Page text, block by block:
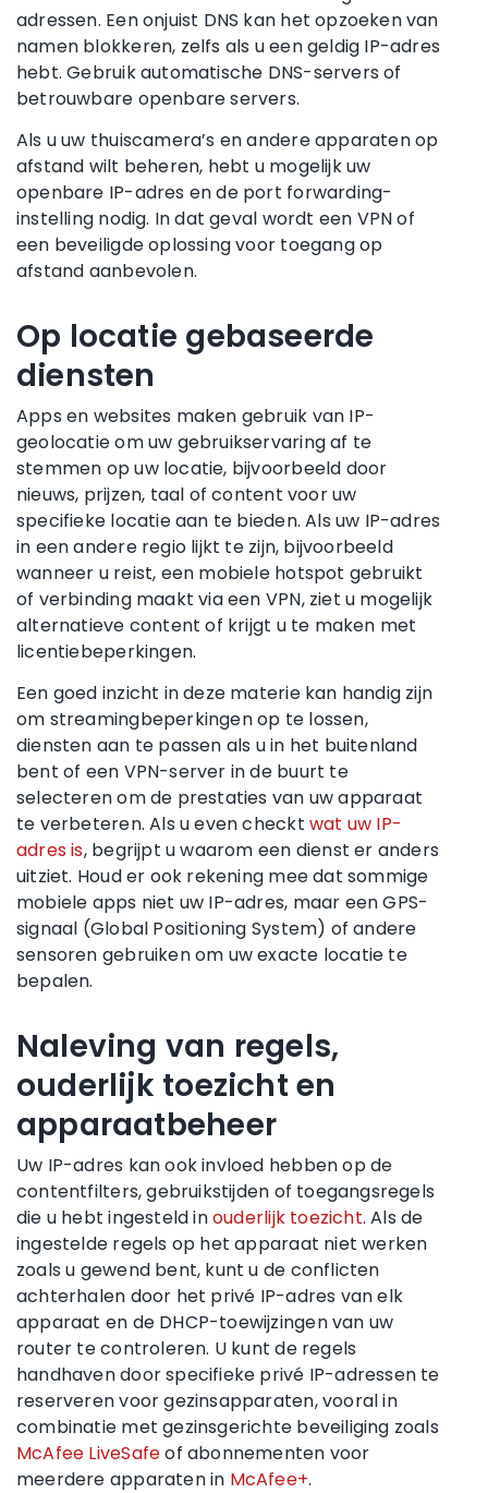
adressen. Een onjuist DNS kan het opzoeken van
namen blokkeren, zelfs als u een geldig IP-adres
hebt. Gebruik automatische DNS-servers of
betrouwbare openbare servers.
Als u uw thuiscamera’s en andere apparaten op
afstand wilt beheren, hebt u mogelijk uw
openbare IP-adres en de port forwarding-
instelling nodig. In dat geval wordt een VPN of
een beveiligde oplossing voor toegang op
afstand aanbevolen.
Op locatie gebaseerde
diensten
Apps en websites maken gebruik van IP-
geolocatie om uw gebruikservaring af te
stemmen op uw locatie, bijvoorbeeld door
nieuws, prijzen, taal of content voor uw
specifieke locatie aan te bieden. Als uw IP-adres
in een andere regio lijkt te zijn, bijvoorbeeld
wanneer u reist, een mobiele hotspot gebruikt
of verbinding maakt via een VPN, ziet u mogelijk
alternatieve content of krijgt u te maken met
licentiebeperkingen.
Een goed inzicht in deze materie kan handig zijn
om streamingbeperkingen op te lossen,
diensten aan te passen als u in het buitenland
bent of een VPN-server in de buurt te
selecteren om de prestaties van uw apparaat
te verbeteren. Als u even checkt wat uw IP-
adres is, begrijpt u waarom een dienst er anders
uitziet. Houd er ook rekening mee dat sommige
mobiele apps niet uw IP-adres, maar een GPS-
signaal (Global Positioning System) of andere
sensoren gebruiken om uw exacte locatie te
bepalen.
Naleving van regels,
ouderlijk toezicht en
apparaatbeheer
Uw IP-adres kan ook invloed hebben op de
contentfilters, gebruikstijden of toegangsregels
die u hebt ingesteld inouderlijk toezicht. Als de
ingestelde regels op het apparaat niet werken
zoals u gewend bent, kunt u de conflicten
achterhalen door het privé IP-adres van elk
apparaat en de DHCP-toewijzingen van uw
router te controleren. U kunt de regels
handhaven door specifieke privé IP-adressen te
reserveren voor gezinsapparaten, vooral in
combinatie met gezinsgerichte beveiliging zoals
McAfee LiveSafeof abonnementen voor
meerdere apparaten in McAfee+.